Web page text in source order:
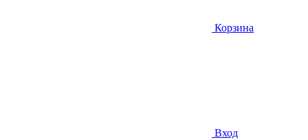
Корзина
Вход